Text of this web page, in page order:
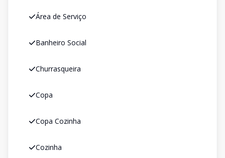
Área de Serviço
Banheiro Social
Churrasqueira
Copa
Copa Cozinha
Cozinha